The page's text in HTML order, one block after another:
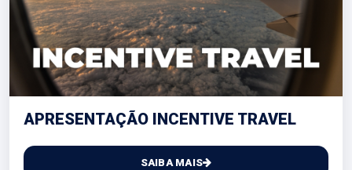
APRESENTAÇÃO INCENTIVE TRAVEL
SAIBA MAIS